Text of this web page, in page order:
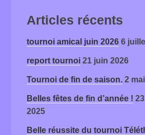
Articles récents
tournoi amical juin 2026 6
report tournoi 21 juin 2026
Tournoi de fin de saison. 2
Belles fêtes de fin d’année !
2025
Belle réussite du tournoi